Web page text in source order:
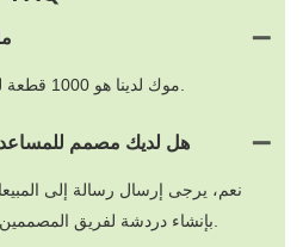
هل لديك مصمم
نعم، يرجى إرسال رسالة إلى